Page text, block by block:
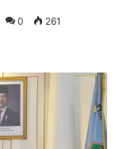
0 261